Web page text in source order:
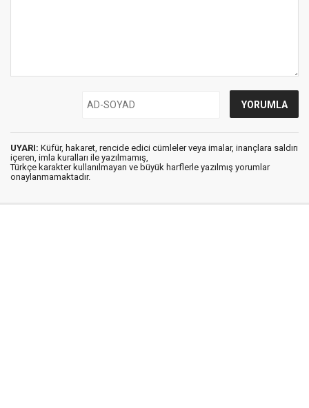
UYARI: Küfür, hakaret, rencide edici cümleler veya imalar, inançlara saldırı
içeren, imla kuralları ile yazılmamış,
Türkçe karakter kullanılmayan ve büyük harflerle yazılmış yorumlar
onaylanmamaktadır.